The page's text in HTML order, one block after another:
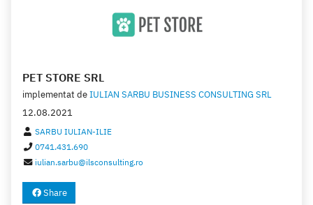
PET STORE SRL
implementat deIULIAN SARBU BUSINESS CONSULTING SRL
12.08.2021
SARBU IULIAN-ILIE
0741.431.690
iulian.sarbu@ilsconsulting.ro
Share